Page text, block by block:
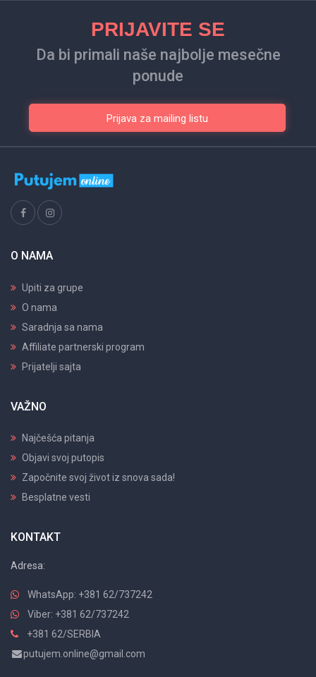
PRIJAVITE SE
Da bi primali naše najbolje mesečne
ponude
Prijava za mailing listu
O NAMA
Upiti za grupe
O nama
Saradnja sa nama
Affiliate partnerski program
Prijatelji sajta
VAŽNO
Najčešća pitanja
Objavi svoj putopis
Započnite svoj život iz snova sada!
Besplatne vesti
KONTAKT
Adresa:
WhatsApp: +381 62/737242
Viber: +381 62/737242
+381 62/SERBIA
putujem.online@gmail.com